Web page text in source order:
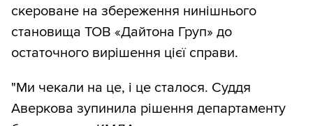
скероване на збереження нинішнього
становища ТОВ «Дайтона Груп» до
остаточного вирішення цієї справи.
"Ми чекали на це, і це сталося. Суддя
Аверкова зупинила рішення департаменту